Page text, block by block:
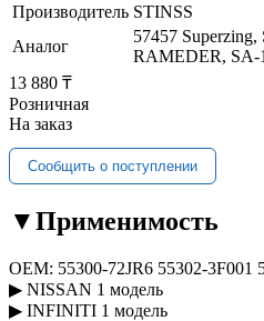
Производитель STINSS
Аналог
57457
RAMEDER, SA-
13 880 ₸
Розничная
На заказ
Сообщить о поступлении
▼Применимость
OEM: 55300-72JR6 55302-3F001
▶ NISSAN 1 модель
▶ INFINITI 1 модель